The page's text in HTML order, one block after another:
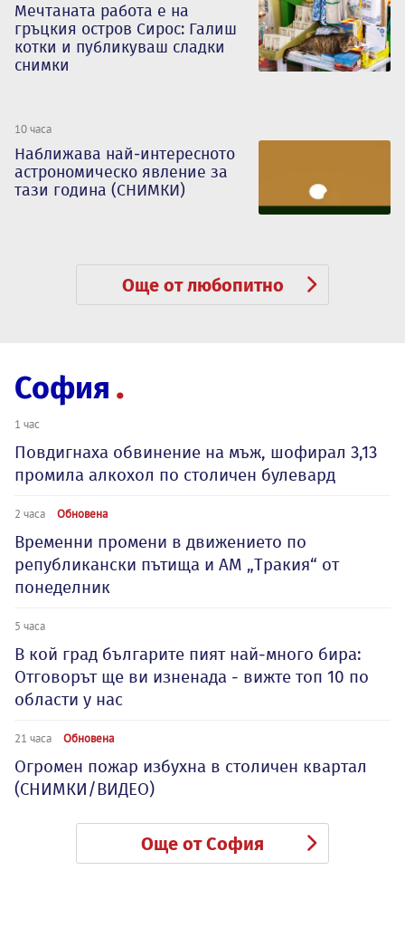
Мечтаната работа е на
гръцкия остров Сирос: Галиш
котки и публикуваш сладки
снимки
10 часа
Наближава най-интересното
астрономическо явление за
тази година (СНИМКИ)
Още от любопитно
София
1 час
Повдигнаха обвинение на мъж, шофирал 3,13
промила алкохол по столичен булевард
2 часа Обновена
Временни промени в движението по
републикански пътища и АМ „Тракия“ от
понеделник
5 часа
В кой град българите пият най-много бира:
Отговорът ще ви изненада - вижте топ 10 по
области у нас
21 часа Обновена
Огромен пожар избухна в столичен квартал
(СНИМКИ/ВИДЕО)
Още от София